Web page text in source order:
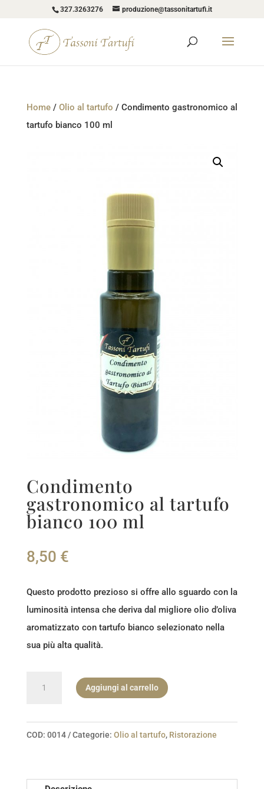
327.3263276 produzione@tassonitartufi.it
Home/ Olio al tartufo / Condimento gastronomico al
tartufo bianco 100 ml
Condimento
gastronomico al tartufo
bianco 100 ml
8,50 €
Questo prodotto prezioso si offre allo sguardo con la
luminosità intensa che deriva dal migliore olio d’oliva
aromatizzato con tartufo bianco selezionato nella
sua più alta qualità.
gastronomico
tartufo
Aggiungi al carrello
COD: 0014 Categorie: Olio al tartufo, Ristorazione